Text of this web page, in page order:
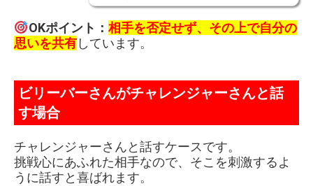
OKポイント： 相手を否定せず、その上で自分の
思いを共有しています。
ビリーバーさんがチャレンジャーさんと話
す場合
チャレンジャーさんと話すケースです。
挑戦心にあふれた相手なので、そこを刺激するよ
うに話すと喜ばれます。